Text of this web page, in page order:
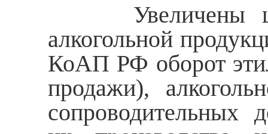
Увеличены
алкогольной
КоАП РФ оборот
продажи),
сопроводительных